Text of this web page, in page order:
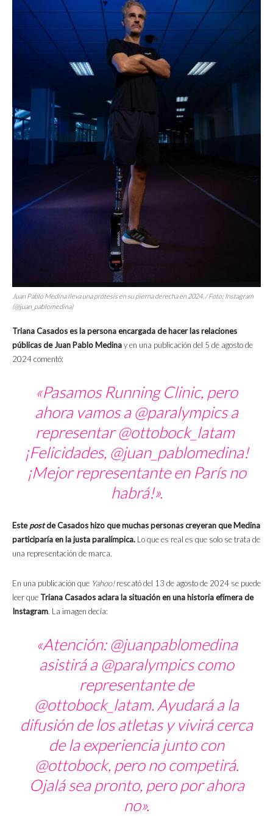
Juan Pablo Medina lleva una prótesis en su pierna derecha en 2024. / Foto: Instagram
(@juan_pablomedina)
Triana Casados es la persona encargada de hacer las relaciones
públicas de Juan Pablo Medinay en una publicación del 5 de agosto de
2024 comentó:
«Pasamos Running Clinic, pero
ahora vamos a @paralympics a
representar @ottobock_latam
¡Felicidades, @juan_pablomedina!
¡Mejor representante en París no
habrá!».
Estepostde Casados hizo que muchas personas creyeran que Medina
participaría en la justa paralímpica. Lo que es real es que solo se trata de
una representación de marca.
En una publicación que Yahoo!rescató del 13 de agosto de 2024 se puede
leer que Triana Casados aclara la situación en una historia efímera de
Instagram. La imagen decía:
«Atención: @juanpablomedina
asistirá a @paralympics como
representante de
@ottobock_latam. Ayudará a la
difusión de los atletas y vivirá cerca
de la experiencia junto con
@ottobock, pero no competirá.
Ojalá sea pronto, pero por ahora
no».